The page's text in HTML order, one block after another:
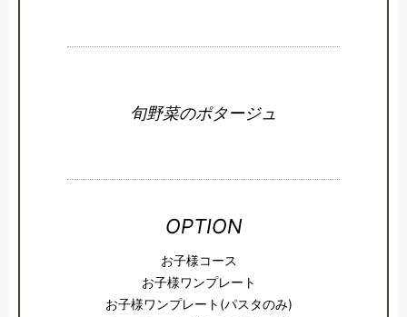
旬野菜のポタージュ
OPTION
お子様コース
お子様ワンプレート
お子様ワンプレート(パスタのみ)